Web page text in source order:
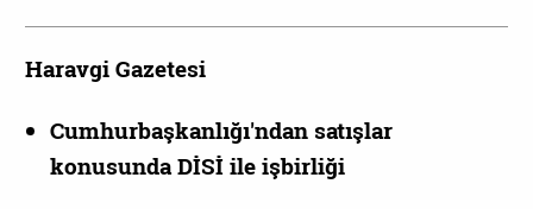
Haravgi Gazetesi
Cumhurbaşkanlığı'ndan satışlar
konusunda DİSİ ile işbirliği